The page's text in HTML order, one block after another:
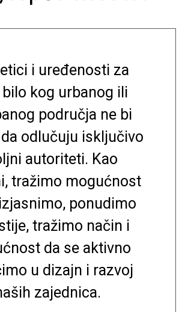
i uređenosti za
kog urbanog ili
područja ne bi
odlučuju isključivo
autoriteti. Kao
tražimo mogućnost
ponudimo
tražimo način i
da se aktivno
u dizajn i razvoj
zajednica.